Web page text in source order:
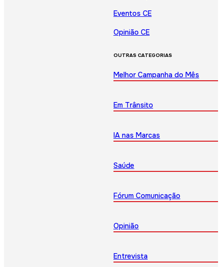
Eventos CE
Opinião CE
OUTRAS CATEGORIAS
Melhor Campanha do Mês
Em Trânsito
IA nas Marcas
Saúde
Fórum Comunicação
Opinião
Entrevista